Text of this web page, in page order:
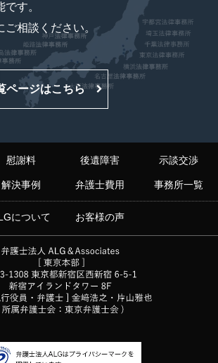
す。
ご相談ください。
ページはこちら
慰謝料 後遺障害 示談交渉
解決事例 弁護士費用 事務所一覧
について お客様の声